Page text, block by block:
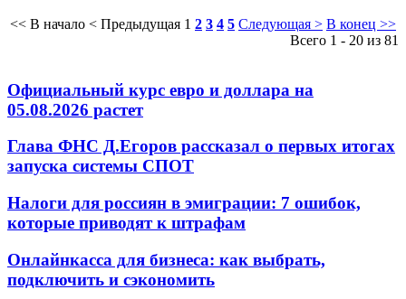
<< В начало < Предыдущая 1 2 3 4 5 Следующая > В конец >>
Всего 1 - 20 из 81
Официальный курс евро и доллара на
05.08.2026 растет
Глава ФНС Д.Егоров рассказал о первых итогах
запуска системы СПОТ
Налоги для россиян в эмиграции: 7 ошибок,
которые приводят к штрафам
Онлайнкасса для бизнеса: как выбрать,
подключить и сэкономить